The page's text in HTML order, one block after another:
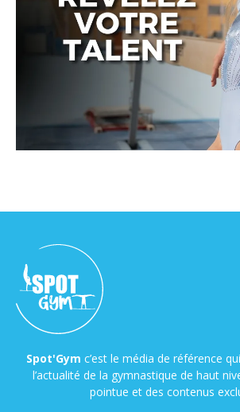
Spot'Gym c’est le média de référence
l’actualité de la gymnastique de haut
pointue et des contenus